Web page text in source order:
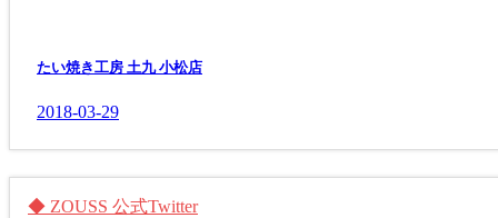
たい焼き工房 土九 小松店
2018-03-29
◆ ZOUSS 公式Twitter